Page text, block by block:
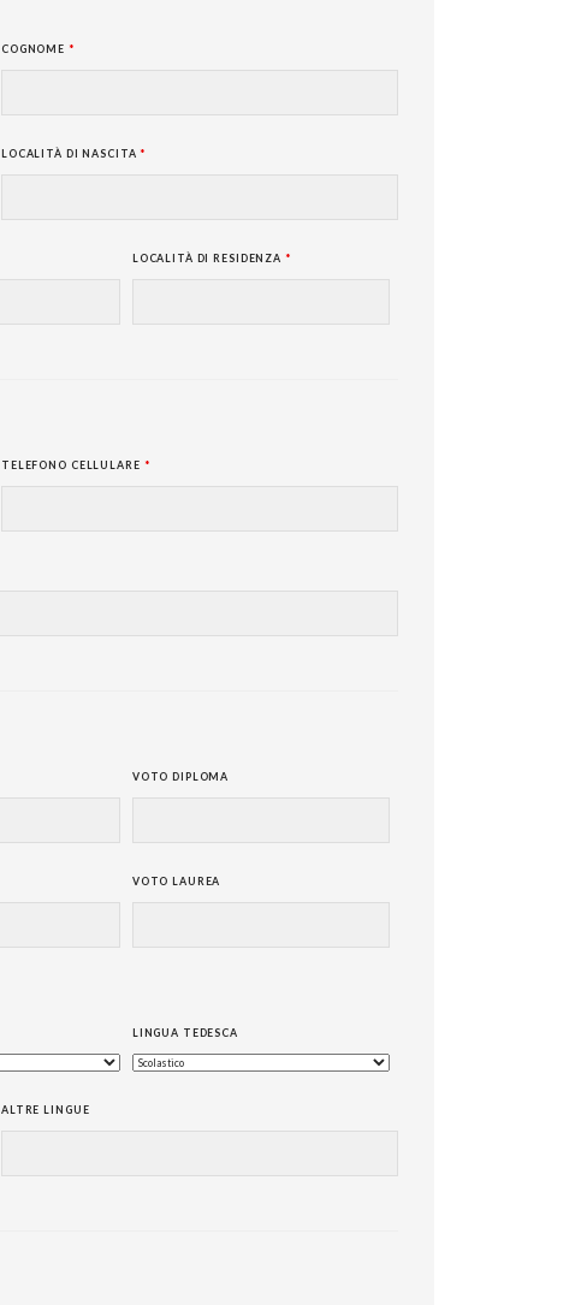
COGNOME *
LOCALITÀ DI NASCITA *
LOCALITÀ DI RESIDENZA *
TELEFONO CELLULARE *
VOTO DIPLOMA
VOTO LAUREA
LINGUA TEDESCA
ALTRE LINGUE